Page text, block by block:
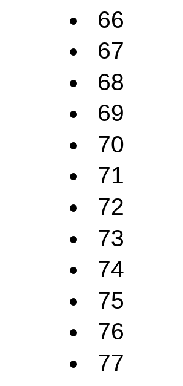
66
67
68
69
70
71
72
73
74
75
76
77